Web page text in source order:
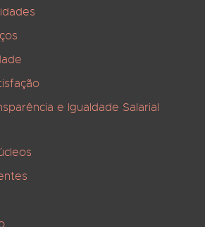
e Igualdade Salarial